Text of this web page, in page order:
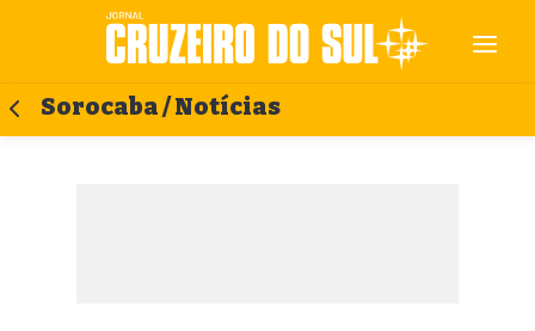
Sorocaba / Notícias